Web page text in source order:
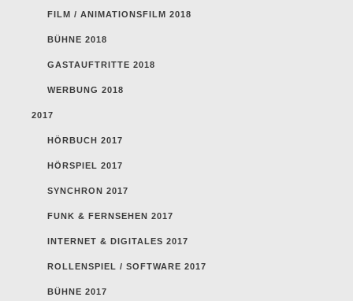
FILM / ANIMATIONSFILM 2018
BÜHNE 2018
GASTAUFTRITTE 2018
WERBUNG 2018
2017
HÖRBUCH 2017
HÖRSPIEL 2017
SYNCHRON 2017
FUNK & FERNSEHEN 2017
INTERNET & DIGITALES 2017
ROLLENSPIEL / SOFTWARE 2017
BÜHNE 2017